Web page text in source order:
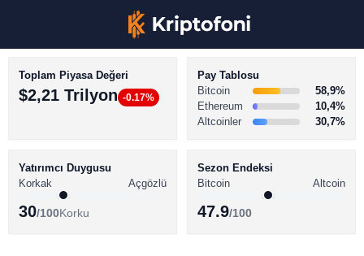
BİTCOİN HABERLERİ
ALTCOİN HABERLERİ
Toplam Piyasa Değeri
$2,21 Trilyon -0.17%
Pay Tablosu
Bitcoin
58,9%
Ethereum
10,4%
Altcoinler
30,7%
Yatırımcı Duygusu
Korkak
Açgözlü
30/100Korku
Sezon Endeksi
Bitcoin
Altcoin
47.9/100